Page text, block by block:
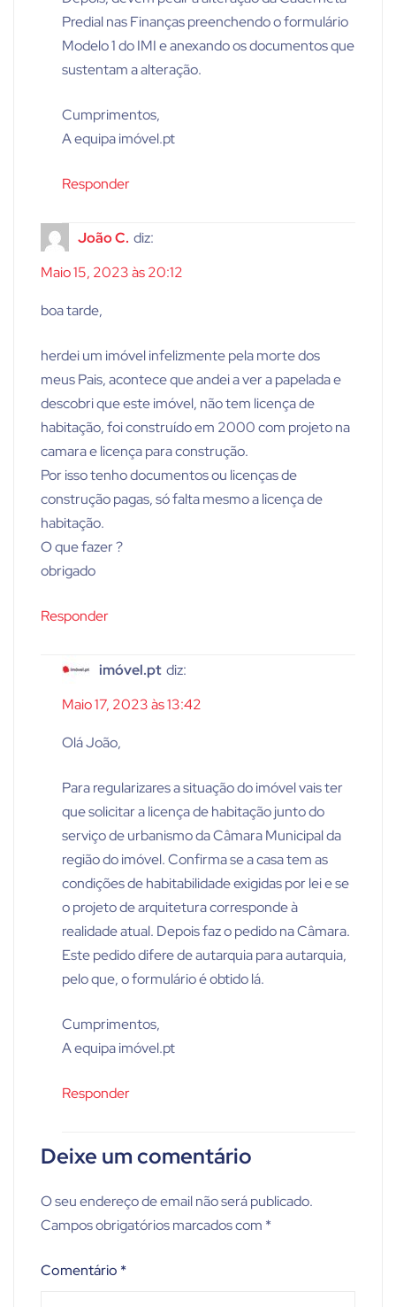
Predial nas Finanças preenchendo o formulário
Modelo 1 do IMI e anexando os documentos que
sustentam a alteração.
Cumprimentos,
A equipa imóvel.pt
Responder
João C. diz:
Maio 15, 2023 às 20:12
boa tarde,
herdei um imóvel infelizmente pela morte dos
meus Pais, acontece que andei a ver a papelada e
descobri que este imóvel, não tem licença de
habitação, foi construído em 2000 com projeto na
camara e licença para construção.
Por isso tenho documentos ou licenças de
construção pagas, só falta mesmo a licença de
habitação.
O que fazer ?
obrigado
Responder
imóvel.pt diz:
Maio 17, 2023 às 13:42
Olá João,
Para regularizares a situação do imóvel vais ter
que solicitar a licença de habitação junto do
serviço de urbanismo da Câmara Municipal da
região do imóvel. Confirma se a casa tem as
condições de habitabilidade exigidas por lei e se
o projeto de arquitetura corresponde à
realidade atual. Depois faz o pedido na Câmara.
Este pedido difere de autarquia para autarquia,
pelo que, o formulário é obtido lá.
Cumprimentos,
A equipa imóvel.pt
Responder
Deixe um comentário
O seu endereço de email não será publicado.
Campos obrigatórios marcados com *
Comentário *